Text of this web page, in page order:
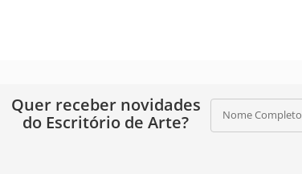
Quer receber novidades
do Escritório de Arte?
Nome Completo